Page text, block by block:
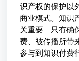
识产权的保护以
商业模式。知识
关重要，只有确
费、被传播所带
参与到知识付费